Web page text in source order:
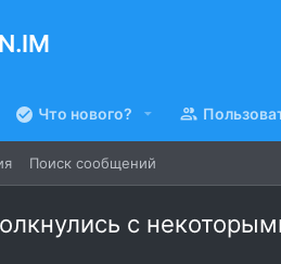
Что нового?
Поиск сообщений
с